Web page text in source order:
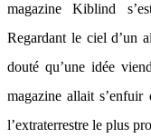
magazine Kiblind
Regardant le ciel d’un
douté qu’une idée
magazine allait
l’extraterrestre le plus